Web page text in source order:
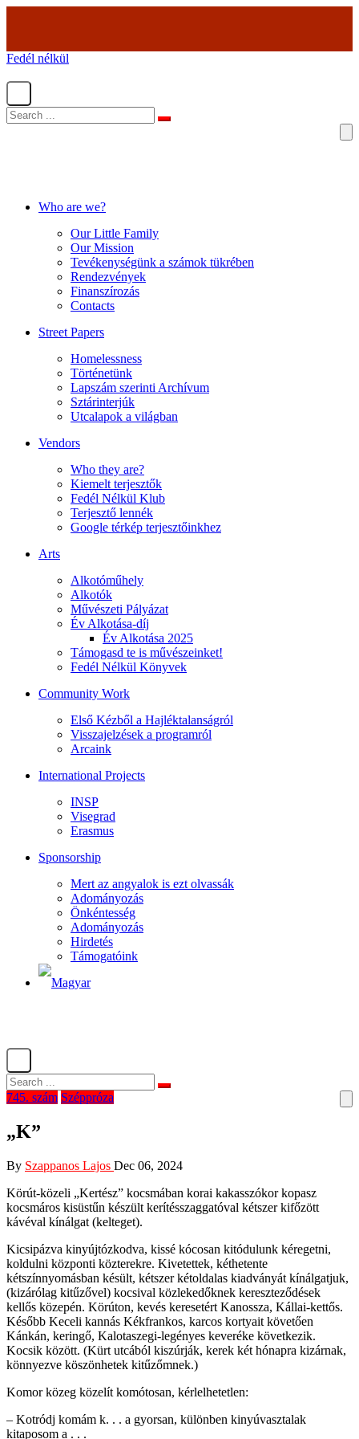
Fedél nélkül
Who are we?
Our Little Family
Our Mission
Tevékenységünk a számok tükrében
Rendezvények
Finanszírozás
Contacts
Street Papers
Homelessness
Történetünk
Lapszám szerinti Archívum
Sztárinterjúk
Utcalapok a világban
Vendors
Who they are?
Kiemelt terjesztők
Fedél Nélkül Klub
Terjesztő lennék
Google térkép terjesztőinkhez
Arts
Alkotóműhely
Alkotók
Művészeti Pályázat
Év Alkotása-díj
Év Alkotása 2025
Támogasd te is művészeinket!
Fedél Nélkül Könyvek
Community Work
Első Kézből a Hajléktalanságról
Visszajelzések a programról
Arcaink
International Projects
INSP
Visegrad
Erasmus
Sponsorship
Mert az angyalok is ezt olvassák
Adományozás
Önkéntesség
Adományozás
Hirdetés
Támogatóink
745. szám Széppróza
„K”
By Szappanos Lajos Dec 06, 2024
Körút-közeli „Kertész” kocsmában korai kakasszókor kopasz
kocsmáros kisüstűn készült kerítésszaggatóval kétszer kifőzött
kávéval kínálgat (kelteget).
Kicsipázva kinyújtózkodva, kissé kócosan kitódulunk kéregetni,
koldulni központi közterekre. Kivetettek, kéthetente
kétszínnyomásban késült, kétszer kétoldalas kiadványát kínálgatjuk,
(kizárólag kitűzővel) kocsival közlekedőknek kereszteződések
kellős közepén. Körúton, kevés keresetért Kanossza, Kállai-kettős.
Később Keceli kannás Kékfrankos, karcos kortyait követően
Kánkán, keringő, Kalotaszegi-legényes keveréke következik.
Kocsik között. (Kürt utcából kiszúrják, kerek két hónapra kizárnak,
könnyezve köszönhetek kitűzőmnek.)
Komor közeg közelít komótosan, kérlelhetetlen:
– Kotródj komám k. . . a gyorsan, különben kinyúvasztalak
kitaposom a . . .